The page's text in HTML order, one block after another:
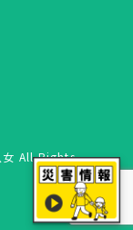
All Rights